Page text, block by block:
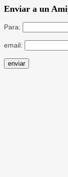
Enviar a un
Para:
email: